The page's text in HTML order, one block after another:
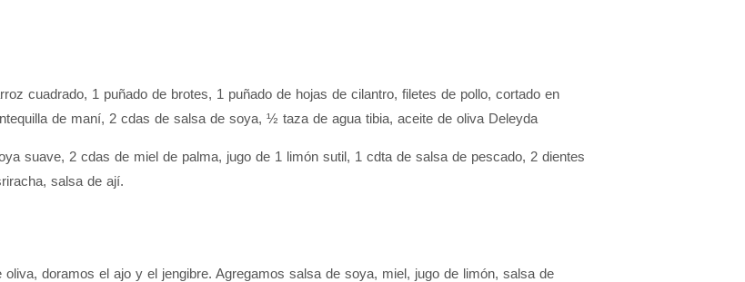
cuadrado, 1 puñado de brotes, 1 puñado de hojas de cilantro, filetes de pollo, cortado en
de maní, 2 cdas de salsa de soya, ½ taza de agua tibia, aceite de oliva Deleyda
suave, 2 cdas de miel de palma, jugo de 1 limón sutil, 1 cdta de salsa de pescado, 2 dientes
salsa de ají.
doramos el ajo y el jengibre. Agregamos salsa de soya, miel, jugo de limón, salsa de